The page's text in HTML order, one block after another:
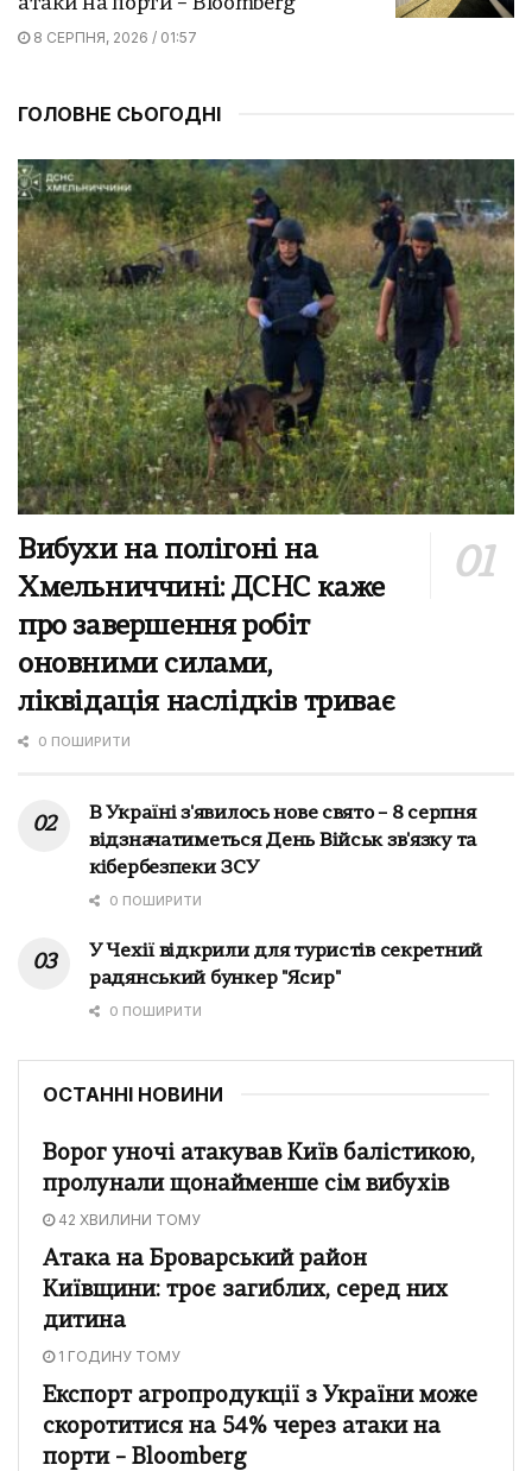
8 СЕРПНЯ, 2026 / 01:57
ГОЛОВНЕ СЬОГОДНІ
Вибухи на полігоні на
Хмельниччині: ДСНС каже
про завершення робіт
оновними силами,
ліквідація наслідків триває
0 ПОШИРИТИ
В Україні з'явилось нове свято – 8 серпня
відзначатиметься День Військ зв'язку та
кібербезпеки ЗСУ
0 ПОШИРИТИ
У Чехії відкрили для туристів секретний
радянський бункер "Ясир"
0 ПОШИРИТИ
ОСТАННІ НОВИНИ
Ворог уночі атакував Київ балістикою,
пролунали щонайменше сім вибухів
42 ХВИЛИНИ ТОМУ
Атака на Броварський район
Київщини: троє загиблих, серед них
дитина
1 ГОДИНУ ТОМУ
Експорт агропродукції з України може
скоротитися на 54% через атаки на
порти – Bloomberg